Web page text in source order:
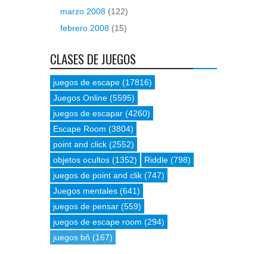
marzo 2008 (122)
febrero 2008 (15)
CLASES DE JUEGOS
juegos de escape (17816)
Juegos Online (5595)
juegos de escapar (4260)
Escape Room (3804)
point and click (2552)
objetos ocultos (1352) Riddle (798)
juegos de point and clik (747)
Juegos mentales (641)
juegos de pensar (559)
juegos de escape room (294)
juegos bñ (167)